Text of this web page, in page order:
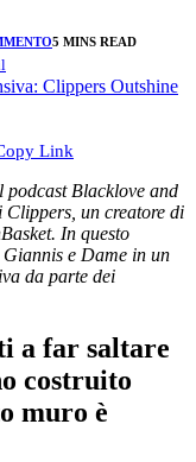
5 MINS READ
Link
podcast Blacklove and
un creatore di
In questo
e Dame in un
da parte dei
a far saltare
costruito
muro è